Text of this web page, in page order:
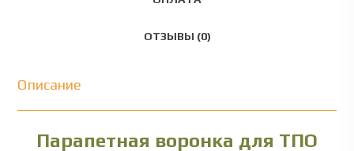
ОТЗЫВЫ (0)
Описание
Парапетная воронка для ТПО